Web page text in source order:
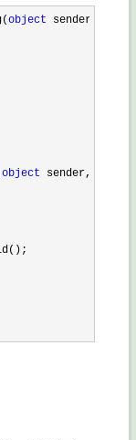
object sender,
object sender,